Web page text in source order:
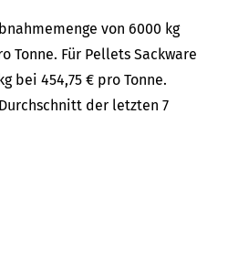
von 6000 kg
Tonne. Für Pellets Sackware
bei 454,75 € pro Tonne.
der letzten 7